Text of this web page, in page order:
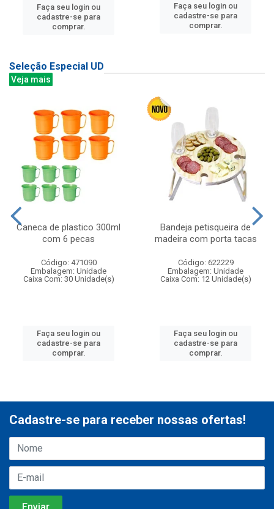
Faça seu login ou
cadastre-se para
comprar.
Faça seu login ou
cadastre-se para
comprar.
Seleção Especial UD
Veja mais
Caneca de plastico 300ml
com 6 pecas
Código: 471090
Embalagem: Unidade
Caixa Com: 30 Unidade(s)
Faça seu login ou
cadastre-se para
comprar.
Bandeja petisqueira de
madeira com porta tacas
Código: 622229
Embalagem: Unidade
Caixa Com: 12 Unidade(s)
Faça seu login ou
cadastre-se para
comprar.
Cadastre-se para receber nossas ofertas!